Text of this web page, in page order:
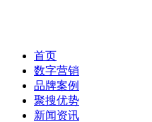
首页
数字营销
品牌案例
聚搜优势
新闻资讯